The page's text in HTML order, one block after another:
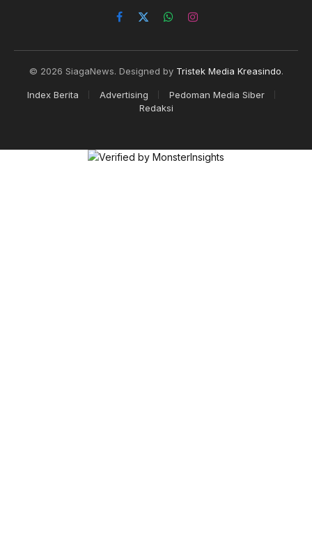
Facebook
X
WhatsAppInstagram
© 2026 SiagaNews. Designed by Tristek Media Kreasindo.
Index Berita Advertising
Pedoman Media Siber
Redaksi